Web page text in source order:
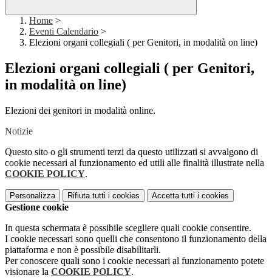
Home >
Eventi Calendario >
Elezioni organi collegiali ( per Genitori, in modalità on line)
Elezioni organi collegiali ( per Genitori,
in modalità on line)
Elezioni dei genitori in modalità online.
Notizie
Questo sito o gli strumenti terzi da questo utilizzati si avvalgono di
cookie necessari al funzionamento ed utili alle finalità illustrate nella
COOKIE POLICY.
Personalizza Rifiuta tutti i cookies Accetta tutti i cookies
Gestione cookie
In questa schermata è possibile scegliere quali cookie consentire.
I cookie necessari sono quelli che consentono il funzionamento della
piattaforma e non è possibile disabilitarli.
Per conoscere quali sono i cookie necessari al funzionamento potete
visionare la COOKIE POLICY.